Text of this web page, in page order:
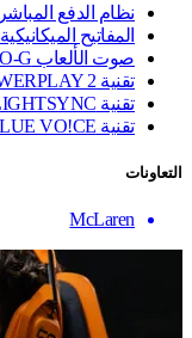
نظام الدفع المباشر
المفاتيح الميكانيكية
صوت الألعاب PRO-G
تقنية ‏POWERPLAY 2
تقنية LIGHTSYNC
تقنية BLUE VO!CE
التعاونات
McLaren